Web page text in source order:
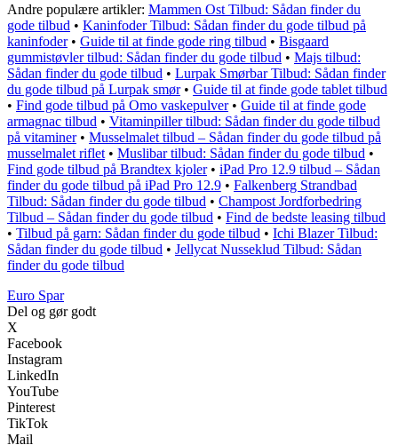
Andre populære artikler: Mammen Ost Tilbud: Sådan finder du
gode tilbud • Kaninfoder Tilbud: Sådan finder du gode tilbud på
kaninfoder• Guide til at finde gode ring tilbud • Bisgaard
gummistøvler tilbud: Sådan finder du gode tilbud • Majs tilbud:
Sådan finder du gode tilbud • Lurpak Smørbar Tilbud: Sådan finder
du gode tilbud på Lurpak smør• Guide til at finde gode tablet tilbud
• Find gode tilbud på Omo vaskepulver• Guide til at finde gode
armagnac tilbud • Vitaminpiller tilbud: Sådan finder du gode tilbud
på vitaminer• Musselmalet tilbud – Sådan finder du gode tilbud på
musselmalet riflet • Muslibar tilbud: Sådan finder du gode tilbud •
Find gode tilbud på Brandtex kjoler• iPad Pro 12.9 tilbud – Sådan
finder du gode tilbud på iPad Pro 12.9 • Falkenberg Strandbad
Tilbud: Sådan finder du gode tilbud • Champost Jordforbedring
Tilbud – Sådan finder du gode tilbud • Find de bedste leasing tilbud
• Tilbud på garn: Sådan finder du gode tilbud • Ichi Blazer Tilbud:
Sådan finder du gode tilbud • Jellycat Nusseklud Tilbud: Sådan
finder du gode tilbud
Euro Spar
Del og gør godt
X
Facebook
Instagram
LinkedIn
YouTube
Pinterest
TikTok
Mail